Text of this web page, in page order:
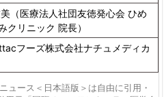
（医療法人社団友徳発心会 ひめ
クリニック 院長）
フーズ株式会社ナチュメディカ
ュース＜日本語版＞は自由に引用・